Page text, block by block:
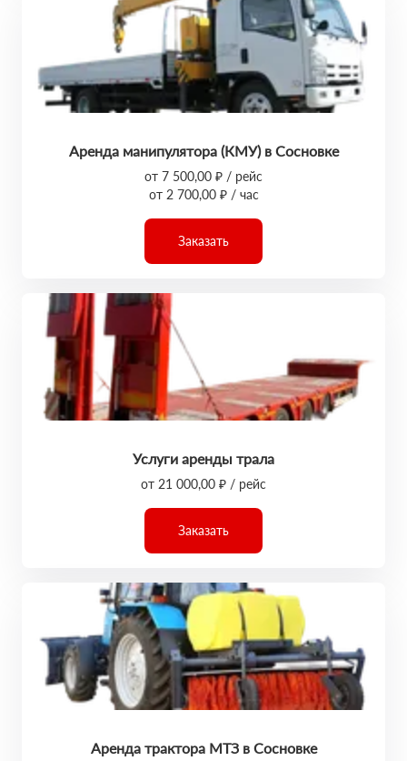
Аренда манипулятора (КМУ) в Сосновке
от 7 500,00 ₽ / рейс
от 2 700,00 ₽ / час
Заказать
Услуги аренды трала
от 21 000,00 ₽ / рейс
Заказать
Аренда трактора МТЗ в Сосновке